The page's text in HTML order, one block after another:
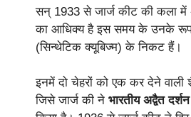
सन् 1933 से जार्ज कीट की कला में
का आधिक्य है इस समय के उनके
(सिन्थेटिक क्यूबिज्म) के निकट हैं।
इनमें दो चेहरों को एक कर देने वाली
जिसे जार्ज की ने भारतीय अद्वैत दर्शन